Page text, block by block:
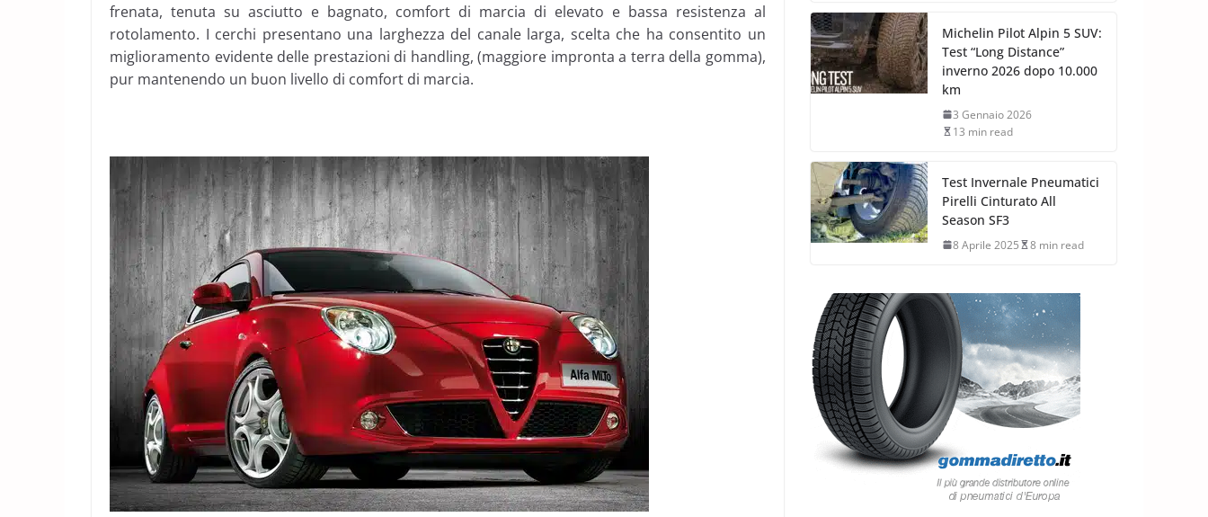
frenata, tenuta su asciutto e bagnato, comfort di marcia di elevato e bassa resistenza al
rotolamento. I cerchi presentano una larghezza del canale larga, scelta che ha consentito un
miglioramento evidente delle prestazioni di handling, (maggiore impronta a terra della gomma),
pur mantenendo un buon livello di comfort di marcia.
Michelin Pilot Alpin 5 SUV:
Test “Long Distance”
inverno 2026 dopo 10.000
km
3 Gennaio 2026
13 min read
Test Invernale Pneumatici
Pirelli Cinturato All
Season SF3
8 Aprile 2025 8 min read